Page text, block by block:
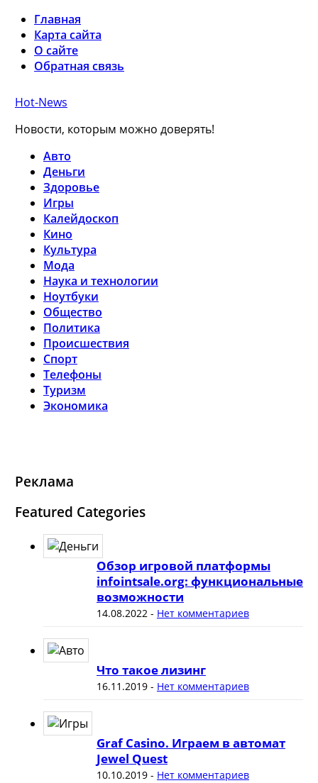
Главная
Карта сайта
О сайте
Обратная связь
Hot-News
Новости, которым можно доверять!
Авто
Деньги
Здоровье
Игры
Калейдоскоп
Кино
Культура
Мода
Наука и технологии
Ноутбуки
Общество
Политика
Происшествия
Спорт
Телефоны
Туризм
Экономика
Реклама
Featured Categories
Обзор игровой платформы
infointsale.org: функциональные
возможности
14.08.2022- Нет комментариев
Что такое лизинг
16.11.2019- Нет комментариев
Graf Casino. Играем в автомат
Jewel Quest
10.10.2019- Нет комментариев